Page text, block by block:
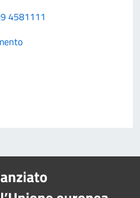
4581111